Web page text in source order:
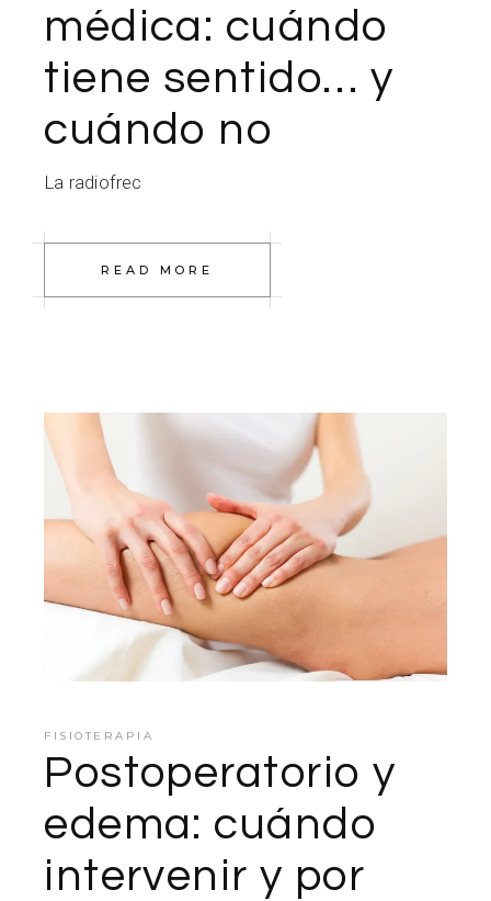
médica: cuándo
tiene sentido… y
cuándo no
La radiofrec
READ MORE
FISIOTERAPIA
Postoperatorio y
edema: cuándo
intervenir y por